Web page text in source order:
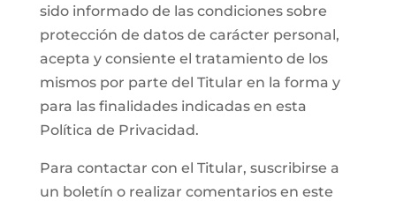
sido informado de las condiciones sobre
protección de datos de carácter personal,
acepta y consiente el tratamiento de los
mismos por parte del Titular en la forma y
para las finalidades indicadas en esta
Política de Privacidad.
Para contactar con el Titular, suscribirse a
un boletín o realizar comentarios en este